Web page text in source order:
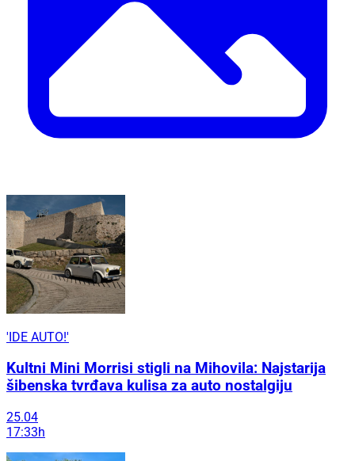
'IDE AUTO!'
Kultni Mini Morrisi stigli na Mihovila: Najstarija
šibenska tvrđava kulisa za auto nostalgiju
25.04
17:33h